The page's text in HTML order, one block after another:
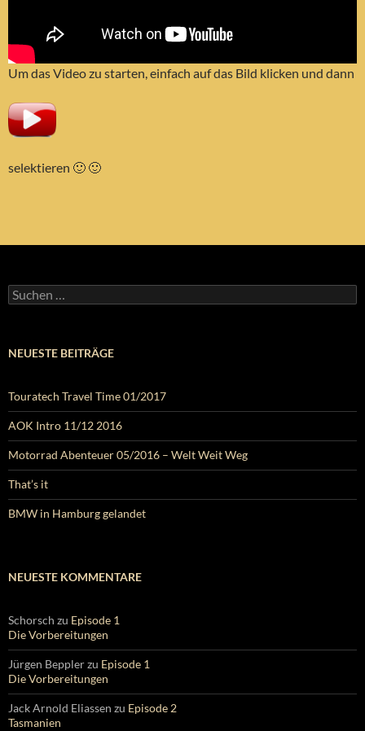
Um das Video zu starten, einfach auf das Bild klicken und dann
selektieren 🙂 🙂
Suchen
nach:
NEUESTE BEITRÄGE
Touratech Travel Time 01/2017
AOK Intro 11/12 2016
Motorrad Abenteuer 05/2016 – Welt Weit Weg
That’s it
BMW in Hamburg gelandet
NEUESTE KOMMENTARE
Schorsch zu Episode 1
Die Vorbereitungen
Jürgen Bepplerzu Episode 1
Die Vorbereitungen
Jack Arnold Eliassen zu Episode 2
Tasmanien